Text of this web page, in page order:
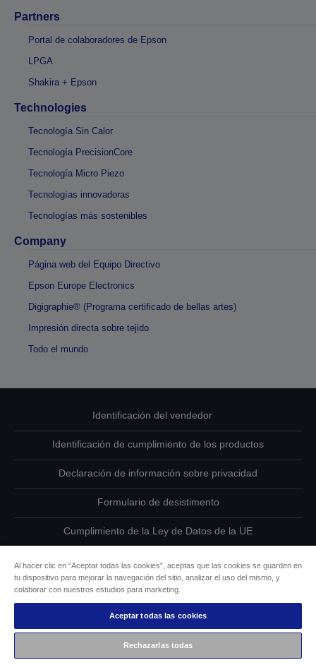
Partners
Portal de colaboradores de Epson
LPGA
Shakira + Epson
Technologies
Tecnología Sin Calor
Tecnología PrecisionCore
Tecnología Micro Piezo
Tecnologías innovadoras
Tecnologías más sostenibles
Company
Página web del Equipo Directivo
Epson Europe Electronics
Digigraphie® (Programa certificado de bellas artes)
Impresión directa sobre tejido
Todo el mundo
Identificación del vendedor
Identificación de cumplimiento de los productos
Declaración de información sobre privacidad
Formulario de desistimento
Cumplimiento de la Ley de Datos de la UE
Información sobre cookies
Compromiso de accesibilidad de Epson
Copyright © 2026 Seiko Epson
Al hacer clic en “Aceptar todas las cookies”, aceptas que las cookies se guarden en
tu dispositivo para mejorar la navegación del sitio, analizar el uso del mismo, y
colaborar con nuestros estudios para marketing.
Aceptar todas las cookies
Rechazarlas todas